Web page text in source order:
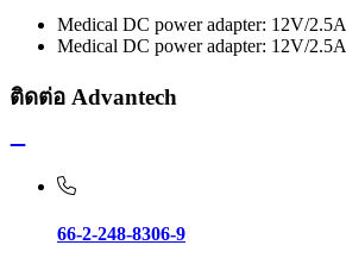
Medical DC power adapter: 12V/2.5A
Medical DC power adapter: 12V/2.5A
ติดต่อ Advantech
66-2-248-8306-9